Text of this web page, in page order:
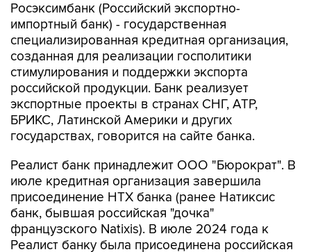
Росэксимбанк (Российский экспортно-
импортный банк) - государственная
специализированная кредитная организация,
созданная для реализации госполитики
стимулирования и поддержки экспорта
российской продукции. Банк реализует
экспортные проекты в странах СНГ, АТР,
БРИКС, Латинской Америки и других
государствах, говорится на сайте банка.
Реалист банк принадлежит ООО "Бюрократ". В
июле кредитная организация завершила
присоединение НТХ банка (ранее Натиксис
банк, бывшая российская "дочка"
французского Natixis). В июле 2024 года к
Реалист банку была присоединена российская